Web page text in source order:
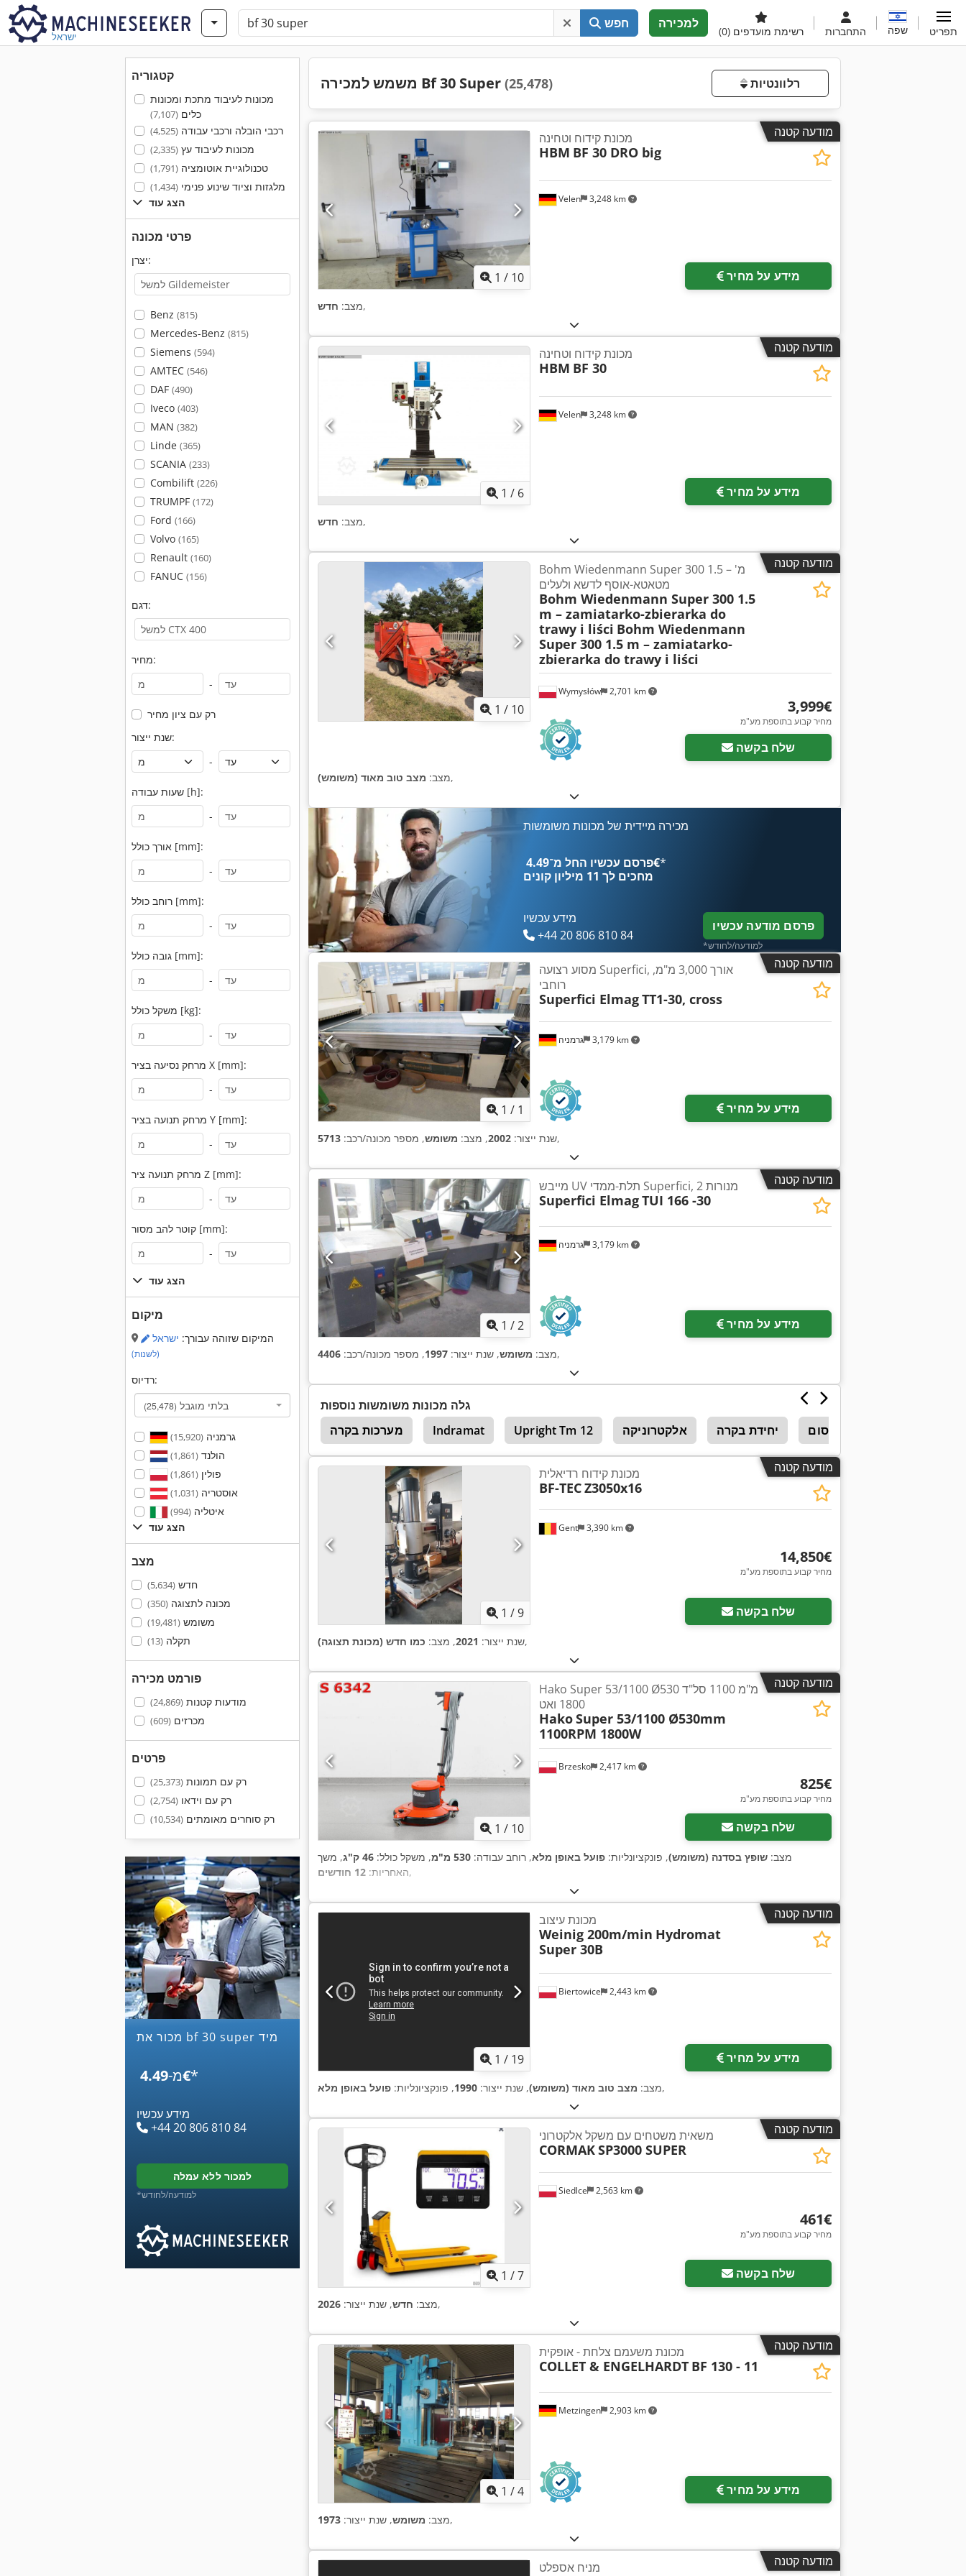
ישראל
חפש למכירה
רשימת מועדפים (0) התחברות שפה תפריט
קטגוריה
מכונות לעיבוד מתכת ומכונות
כלים(7,107)
רכבי הובלה ורכבי עבודה(4,525)
מכונות לעיבוד עץ(2,335)
טכנולוגיית אוטומציה(1,791)
מלגזות וציוד שינוע פנימי(1,434)
הצג עוד
פרטי מכונה
יצרן:
Benz (815)
Mercedes-Benz (815)
Siemens (594)
AMTEC (546)
DAF (490)
Iveco (403)
MAN (382)
Linde (365)
SCANIA (233)
Combilift (226)
TRUMPF (172)
Ford (166)
Volvo (165)
Renault (160)
FANUC (156)
דגם:
מחיר:
-
רק עם ציון מחיר
שנת ייצור:
-
שעות עבודה [h]:
-
אורך כולל [mm]:
-
רוחב כולל [mm]:
-
גובה כולל [mm]:
-
משקל כולל [kg]:
-
מרחק נסיעה בציר X [mm]:
-
מרחק תנועה בציר Y [mm]:
-
מרחק תנועה ציר Z [mm]:
-
קוטר להב מסור [mm]:
-
הצג עוד
מיקום
המיקום שזוהה עבורך: ישראל
(לשנות)
רדיוס:
בלתי מוגבל (25,478)
גרמניה(15,920)
הולנד(1,861)
פולין(1,861)
אוסטריה(1,031)
איטליה(994)
הצג עוד
מצב
חדש(5,634)
מכונה לתצוגה(350)
משומש(19,481)
תקלה(13)
פורמט מכירה
מודעות קטנות(24,869)
מכרזים(609)
פרטים
רק עם תמונות(25,373)
רק עם וידאו(2,754)
רק סוחרים מאומתים(10,534)
מכור את bf 30 super מיד
מ-‏4.49 ‏€*
מידע עכשיו
+44 20 806 810 84
למכור ללא עמלה
*למודעה/לחודש
משמש למכירה Bf 30 Super (25,478) רלוונטיות
מודעה קטנה
1 / 10
Velen 3,248 km
מכונת קידוח וטחינה
HBM BF 30 DRO big
מידע על מחיר
מצב: חדש ,
מודעה קטנה
1 / 6
Velen 3,248 km
מכונת קידוח וטחינה
HBM BF 30
מידע על מחיר
מצב: חדש ,
מודעה קטנה
1 / 10
Wymysłów 2,701 km
Bohm Wiedenmann Super 300 1.5 מ' –
מטאטא-אוסף לדשא ולעלים
Bohm Wiedenmann Super 300 1.5
m – zamiatarko-zbierarka do
trawy i liści Bohm Wiedenmann
Super 300 1.5 m – zamiatarko-
zbierarka do trawy i liści
‏3,999 ‏€
מחיר קבוע בתוספת מע"מ
שלח בקשה
מצב: מצב טוב מאוד (משומש) ,
מכירה מיידית של מכונות משומשות
פרסם עכשיו החל מ־‏4.49 ‏€*
מחכים לך 11 מיליון קונים
מידע עכשיו
+44 20 806 810 84
פרסם מודעה עכשיו
*למודעה/לחודש
מודעה קטנה
1 / 1
גרמניה 3,179 km
מסוע רצועה Superfici, אורך 3,000 מ"מ,
רוחבי
Superfici ElmagTT1-30, cross
מידע על מחיר
שנת ייצור: 2002, מצב: משומש, מספר מכונה/רכב: 5713 ,
מודעה קטנה
1 /2
גרמניה 3,179 km
מייבש UV תלת-ממדי Superfici, 2 מנורות
Superfici ElmagTUI 166 -30
מידע על מחיר
מצב: משומש, שנת ייצור: 1997, מספר מכונה/רכב: 4406 ,
גלה מכונות משומשות נוספות
מערכות בקרה
Indramat Upright Tm 12 אלקטרוניקה יחידת בקרה מכונות קדיחה וכרסום Hbm 480
מודעה קטנה
1 /9
Gent 3,390 km
מכונת קידוח רדיאלית
BF-TECZ3050x16
‏14,850 ‏€
מחיר קבוע בתוספת מע"מ
שלח בקשה
שנת ייצור: 2021, מצב: כמו חדש (מכונת תצוגה) ,
מודעה קטנה
1 / 10
Brzesko 2,417 km
Hako Super 53/1100 Ø530 מ"מ 1100 סל"ד
1800 ואט
HakoSuper 53/1100 Ø530mm
1100RPM 1800W
‏825 ‏€
מחיר קבוע בתוספת מע"מ
שלח בקשה
מצב: שופץ בסדנה (משומש), פונקציונליות: פועל באופן מלא, רוחב עבודה: 530 מ"מ , משקל כולל: 46 ק"ג
, משך
האחריות: 12 חודשים ,
מודעה קטנה
1 / 19
Biertowice 2,443 km
מכונת עיצוב
Weinig 200m/min Hydromat
Super 30B
מידע על מחיר
מצב: מצב טוב מאוד (משומש), שנת ייצור: 1990, פונקציונליות: פועל באופן מלא ,
מודעה קטנה
1 /7
Siedlce 2,563 km
משאית משטחים עם משקל אלקטרוני
CORMAKSP3000 SUPER
‏461 ‏€
מחיר קבוע בתוספת מע"מ
שלח בקשה
מצב: חדש, שנת ייצור: 2026 ,
מודעה קטנה
1 /4
Metzingen 2,903 km
מכונת משעמם צלחת - אופקית
COLLET & ENGELHARDT BF 130 - 11
מידע על מחיר
מצב: משומש, שנת ייצור: 1973 ,
מודעה קטנה מניח אספלט